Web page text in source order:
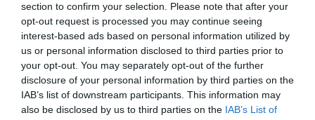
section to confirm your selection. Please note that after your
opt-out request is processed you may continue seeing
interest-based ads based on personal information utilized by
us or personal information disclosed to third parties prior to
your opt-out. You may separately opt-out of the further
disclosure of your personal information by third parties on the
IAB’s list of downstream participants. This information may
also be disclosed by us to third parties on the IAB’s List of
Τραγωδία στην Εύβοια: Άνδρας
ανασύρθηκε χωρίς τις αισθήσεις
του από τη θάλασσα
07.08.2026 | 20:57
Ανακοινώθηκαν νέες προσλήψεις
σε δήμο της Εύβοιας: Δείτε εδώ
07.08.2026 | 20:40
Όλες οι τελευταίες ειδήσεις